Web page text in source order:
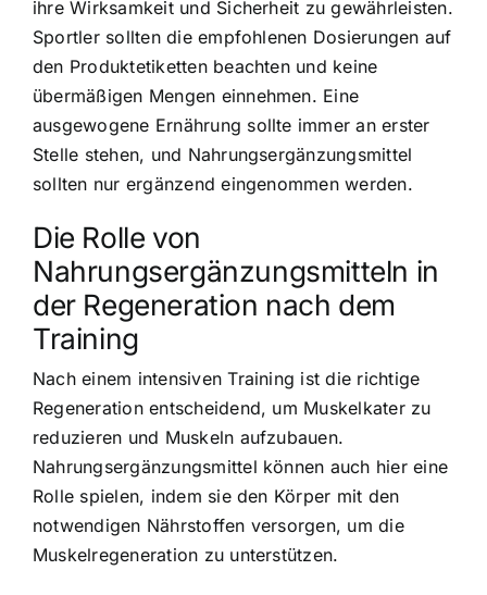
ihre Wirksamkeit und Sicherheit zu gewährleisten.
Sportler sollten die empfohlenen Dosierungen auf
den Produktetiketten beachten und keine
übermäßigen Mengen einnehmen. Eine
ausgewogene Ernährung sollte immer an erster
Stelle stehen, und Nahrungsergänzungsmittel
sollten nur ergänzend eingenommen werden.
Die Rolle von
Nahrungsergänzungsmitteln in
der Regeneration nach dem
Training
Nach einem intensiven Training ist die richtige
Regeneration entscheidend, um Muskelkater zu
reduzieren und Muskeln aufzubauen.
Nahrungsergänzungsmittel können auch hier eine
Rolle spielen, indem sie den Körper mit den
notwendigen Nährstoffen versorgen, um die
Muskelregeneration zu unterstützen.